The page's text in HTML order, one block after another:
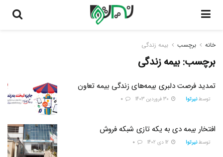
خانه برچسب بیمه زندگی
برچسب:بیمه زندگی
تمدید فرصت دلبری بیمه‌های زندگی بیمه تعاون
توسط نیرتوا
افتخار بیمه دی به یکه تازی شبکه فروش
توسط نیرتوا